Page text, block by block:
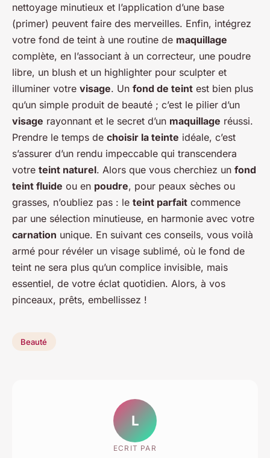
nettoyage minutieux et l’application d’une base
(primer) peuvent faire des merveilles. Enfin, intégrez
votre fond de teint à une routine de maquillage
complète, en l’associant à un correcteur, une poudre
libre, un blush et un highlighter pour sculpter et
illuminer votre visage. Un fond de teint est bien plus
qu’un simple produit de beauté ; c’est le pilier d’un
visage rayonnant et le secret d’un maquillage réussi.
Prendre le temps de choisir la teinte idéale, c’est
s’assurer d’un rendu impeccable qui transcendera
votre teint naturel. Alors que vous cherchiez un fond
teint fluide ou en poudre, pour peaux sèches ou
grasses, n’oubliez pas : le teint parfait commence
par une sélection minutieuse, en harmonie avec votre
carnation unique. En suivant ces conseils, vous voilà
armé pour révéler un visage sublimé, où le fond de
teint ne sera plus qu’un complice invisible, mais
essentiel, de votre éclat quotidien. Alors, à vos
pinceaux, prêts, embellissez !
Beauté
L
ECRIT PAR